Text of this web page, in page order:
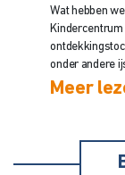
Wat hebben
onder andere
Meer